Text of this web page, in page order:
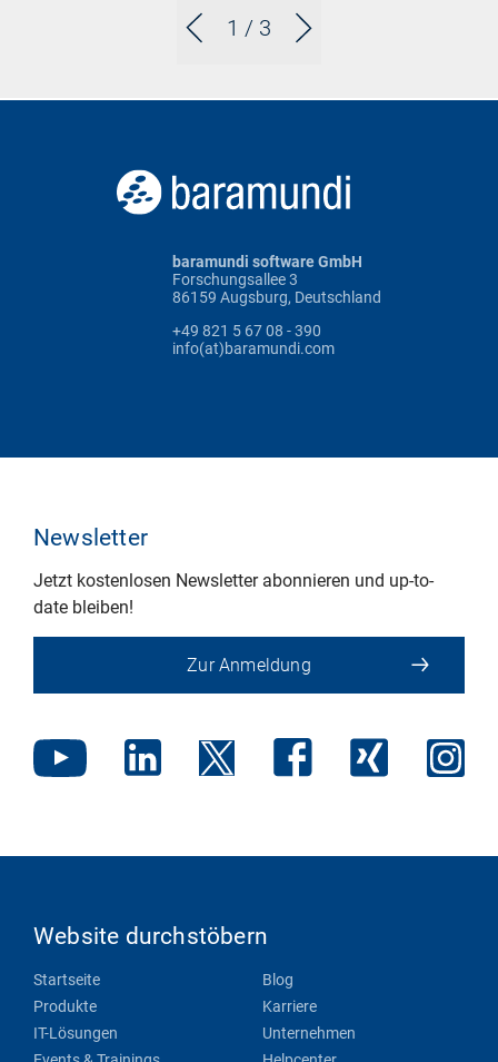
1 / 3
baramundi software GmbH
Forschungsallee 3
86159 Augsburg, Deutschland
+49 821 5 67 08 - 390
info(at)baramundi.com
Newsletter
Jetzt kostenlosen Newsletter abonnieren und up-to-
date bleiben!
Zur Anmeldung
Website durchstöbern
Startseite
Produkte
IT-Lösungen
Blog
Karriere
Unternehmen